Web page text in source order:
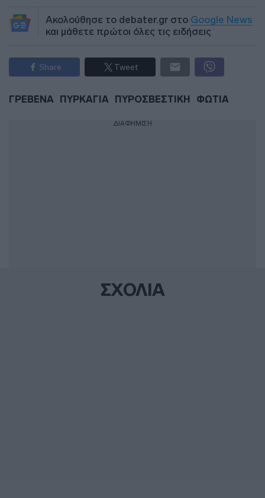
Ακολούθησε το debater.gr στο Google News
και μάθετε πρώτοι όλες τις ειδήσεις
Share Tweet
ΓΡΕΒΕΝΑ ΠΥΡΚΑΓΙΑ ΠΥΡΟΣΒΕΣΤΙΚΗ ΦΩΤΙΑ
ΔΙΑΦΗΜΙΣΗ
ΣΧΟΛΙΑ